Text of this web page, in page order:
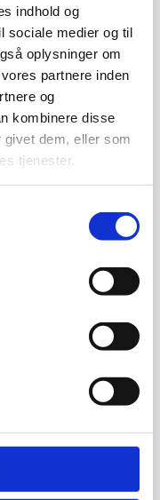
indhold og
sociale medier og til
oplysninger om
partnere inden
og
kombinere disse
givet dem, eller som
tjenester.